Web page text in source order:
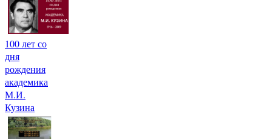
100 лет со
дня
рождения
академика
М.И.
Кузина